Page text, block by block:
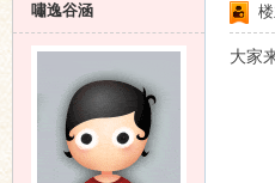
嘯逸谷涵
大家